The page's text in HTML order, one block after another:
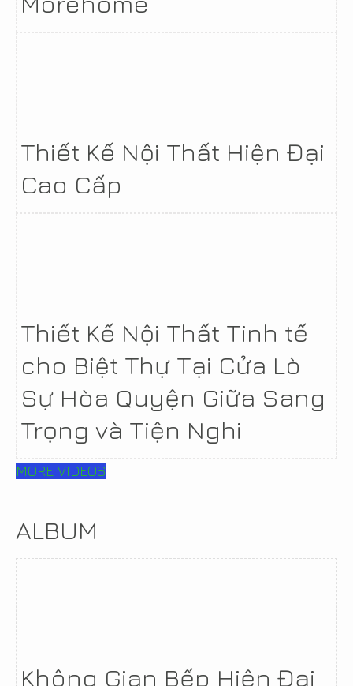
Thiết Kế Nội Thất Hiện Đại
Cao Cấp
Thiết Kế Nội Thất Tinh tế
cho Biệt Thự Tại Cửa Lò
Sự Hòa Quyện Giữa Sang
Trọng và Tiện Nghi
MORE VIDEOS
ALBUM
Không Gian Bếp Hiện Đại